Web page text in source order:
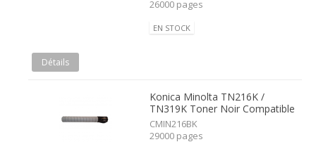
26000 pages
EN STOCK
Détails
Konica Minolta TN216K /
TN319K Toner Noir Compatible
CMIN216BK
29000 pages